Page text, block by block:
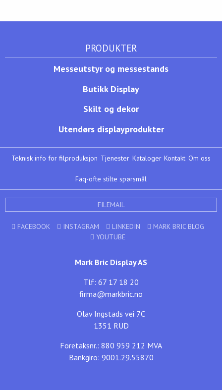
PRODUKTER
Messeutstyr og messestands
Butikk Display
Skilt og dekor
Utendørs displayprodukter
Teknisk info for filproduksjon Tjenester Kataloger Kontakt Om oss
Faq-ofte stilte spørsmål
FILEMAIL
FACEBOOK INSTAGRAM LINKEDIN
MARK BRIC BLOG
YOUTUBE
Mark Bric Display AS
Tlf: 67 17 18 20
firma@markbric.no
Olav Ingstads vei 7C
1351 RUD
Foretaksnr.: 880 959 212 MVA
Bankgiro: 9001.29.55870